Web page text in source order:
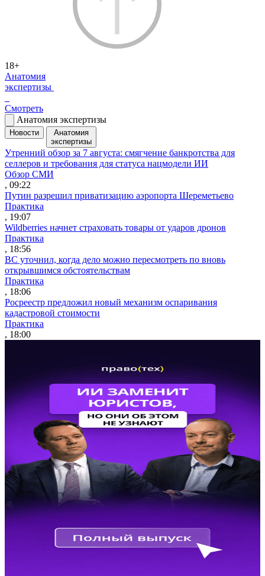
18+
Анатомия
экспертизы
Смотреть
Анатомия экспертизы
Новости
Анатомия
экспертизы
Утренний обзор за 7 августа: смягчение банкротства для
селлеров и требования для статуса нацмодели ИИ
Обзор СМИ
, 09:22
Путин разрешил приватизацию аэропорта Шереметьево
Практика
, 19:07
Wildberries начнет страховать товары от ударов дронов
Практика
, 18:56
ВС уточнил, когда дело можно пересмотреть по вновь
открывшимся обстоятельствам
Практика
, 18:06
Росреестр предложил новый механизм оспаривания
кадастровой стоимости
Практика
, 18:00